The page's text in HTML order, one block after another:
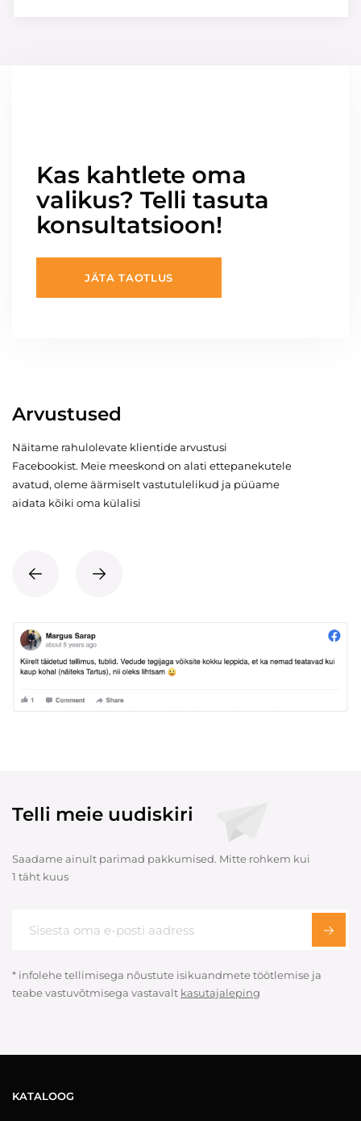
Kas kahtlete oma
valikus? Telli tasuta
konsultatsioon!
JÄTA TAOTLUS
Arvustused
Näitame rahulolevate klientide arvustusi
Facebookist. Meie meeskond on alati ettepanekutele
avatud, oleme äärmiselt vastutulelikud ja püüame
aidata kõiki oma külalisi
Telli meie uudiskiri
Saadame ainult parimad pakkumised. Mitte rohkem kui
1 täht kuus
* infolehe tellimisega nõustute isikuandmete töötlemise ja
teabe vastuvõtmisega vastavalt kasutajaleping
KATALOOG